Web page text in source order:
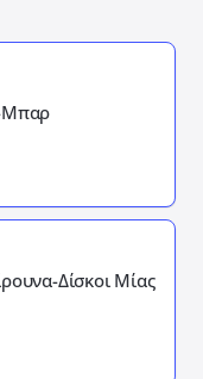
Μπαρ
Δίσκοι Μίας